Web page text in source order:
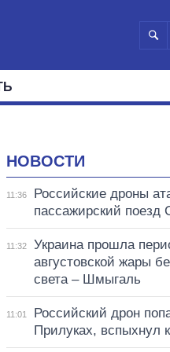
НОВОСТИ
11:36
Российские дроны
пассажирский
11:32
Украина прошла
августовской жары
света – Шмыгаль
11:01
Российский дрон
Прилуках, вспыхнул